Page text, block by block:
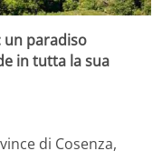
un paradiso
in tutta la sua
di Cosenza,